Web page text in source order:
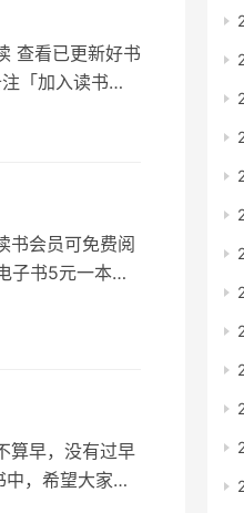
查看已更新好书
「加入读书
书会员可免费阅
子书5元一本，
的垂直赛道，
算‬‎早，没有‬‎过早
，希望大家能